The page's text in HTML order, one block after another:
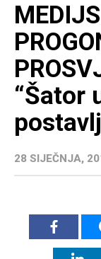
“Šator
28 SIJEČNJA,